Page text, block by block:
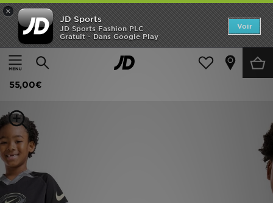
×
JD Sports
JD Sports Fashion PLC
Gratuit - Dans Google Play
Voir
Accueil
Enfant Vêtements Enfant (3-7 ans) Ensembles d'été
Nike Ensemble T-shirt et short Football Enfant
55,00€
Accueil
Nouveautés
Enfant
Collections